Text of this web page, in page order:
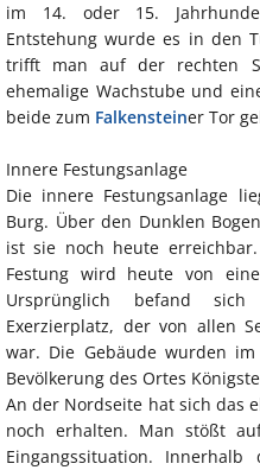
im 14. oder 15.
Entstehung wurde es in den
trifft man auf der rechten
ehemalige Wachstube und
beide zum Falkensteiner Tor
Innere Festungsanlage
Die innere Festungsanlage
Burg. Über den Dunklen
ist sie noch heute
Festung wird heute von
Ursprünglich befand
Exerzierplatz, der von allen
war. Die Gebäude wurden
Bevölkerung des Ortes
An der Nordseite hat sich das
noch erhalten. Man stößt
Eingangssituation. Innerhalb